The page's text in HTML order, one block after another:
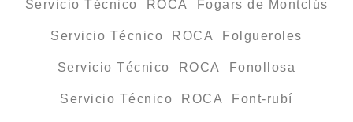
Servicio Técnico ROCA Fogars de Montclús
Servicio Técnico ROCA Folgueroles
Servicio Técnico ROCA Fonollosa
Servicio Técnico ROCA Font-rubí